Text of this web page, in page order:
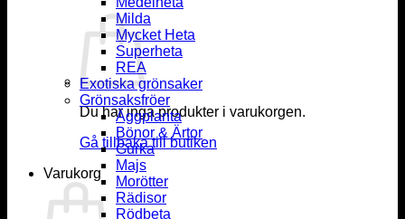
Du har inga produkter i varukorgen.
Gå tillbaka till butiken
Varukorg
Milda
Mycket Heta
Superheta
REA
Exotiska grönsaker
Grönsaksfröer
Äggplanta
Bönor & Ärtor
Gurka
Majs
Morötter
Rädisor
Rödbeta